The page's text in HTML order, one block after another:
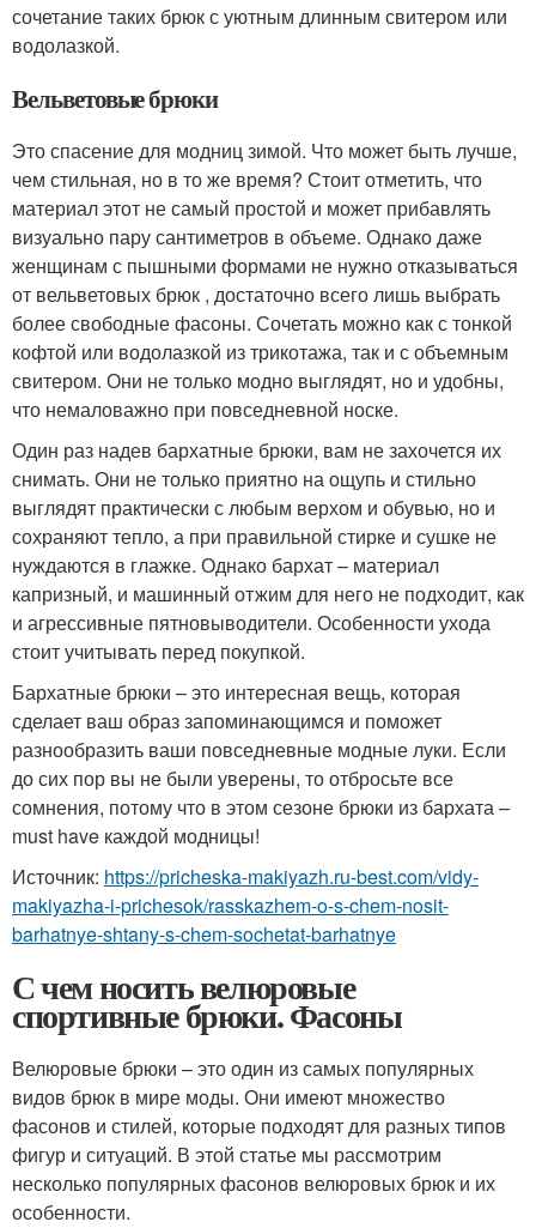
сочетание таких брюк с уютным длинным свитером или
водолазкой.
Вельветовые брюки
Это спасение для модниц зимой. Что может быть лучше,
чем стильная, но в то же время? Стоит отметить, что
материал этот не самый простой и может прибавлять
визуально пару сантиметров в объеме. Однако даже
женщинам с пышными формами не нужно отказываться
от вельветовых брюк , достаточно всего лишь выбрать
более свободные фасоны. Сочетать можно как с тонкой
кофтой или водолазкой из трикотажа, так и с объемным
свитером. Они не только модно выглядят, но и удобны,
что немаловажно при повседневной носке.
Один раз надев бархатные брюки, вам не захочется их
снимать. Они не только приятно на ощупь и стильно
выглядят практически с любым верхом и обувью, но и
сохраняют тепло, а при правильной стирке и сушке не
нуждаются в глажке. Однако бархат – материал
капризный, и машинный отжим для него не подходит, как
и агрессивные пятновыводители. Особенности ухода
стоит учитывать перед покупкой.
Бархатные брюки – это интересная вещь, которая
сделает ваш образ запоминающимся и поможет
разнообразить ваши повседневные модные луки. Если
до сих пор вы не были уверены, то отбросьте все
сомнения, потому что в этом сезоне брюки из бархата –
must have каждой модницы!
Источник: https://pricheska-makiyazh.ru-best.com/vidy-
makiyazha-i-prichesok/rasskazhem-o-s-chem-nosit-
barhatnye-shtany-s-chem-sochetat-barhatnye
С чем носить велюровые
спортивные брюки. Фасоны
Велюровые брюки – это один из самых популярных
видов брюк в мире моды. Они имеют множество
фасонов и стилей, которые подходят для разных типов
фигур и ситуаций. В этой статье мы рассмотрим
несколько популярных фасонов велюровых брюк и их
особенности.